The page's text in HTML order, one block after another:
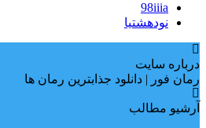
98iiia
نودهشتیا
درباره سایت
رمان فور | دانلود جذابترین رمان ها
آرشیو مطالب